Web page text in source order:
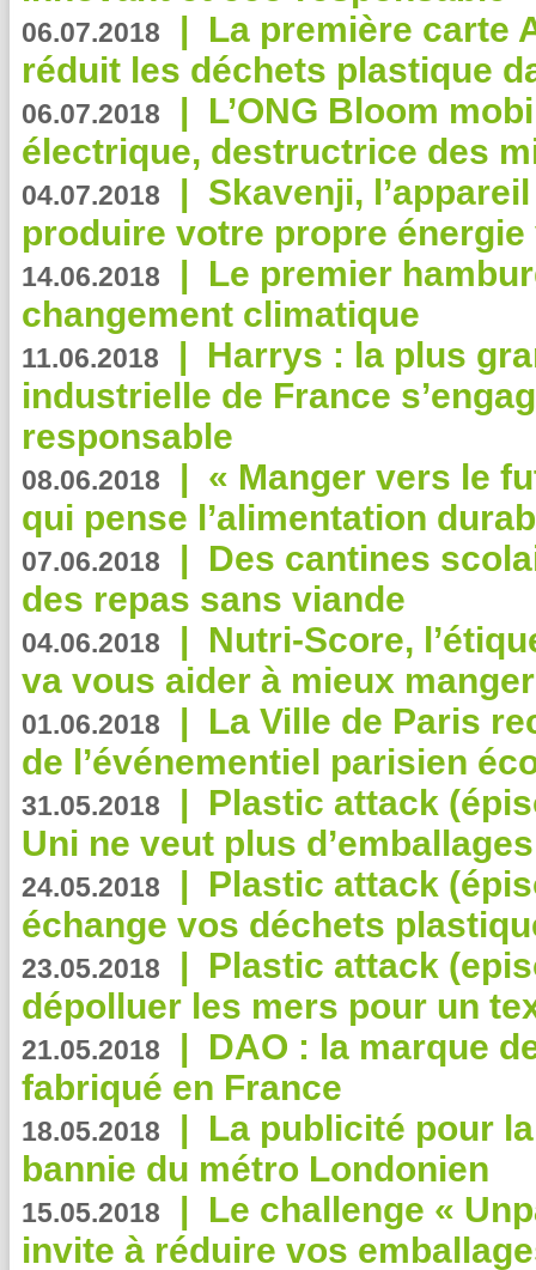
06.07.2018 | La première carte
réduit les déchets plastique
06.07.2018 | L’ONG Bloom
électrique, destructrice des
04.07.2018 | Skavenji,
produire votre propre
14.06.2018 | Le premier
changement climatique
11.06.2018 | Harrys : la plus
industrielle de France
responsable
08.06.2018 | « Manger vers le
qui pense l’alimentation
07.06.2018 | Des cantines
des repas sans viande
04.06.2018 | Nutri-Score,
va vous aider à mieux
01.06.2018 | La Ville de Paris
de l’événementiel parisien
31.05.2018 | Plastic attack
Uni ne veut plus
24.05.2018 | Plastic attack
échange vos déchets
23.05.2018 | Plastic attack
dépolluer les mers pour un
21.05.2018 | DAO : la marque
fabriqué en France
18.05.2018 | La publicité pour
bannie du métro Londonien
15.05.2018 | Le challenge «
invite à réduire vos